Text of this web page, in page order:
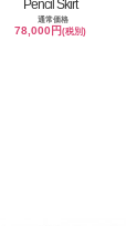
Pencil Skirt
通常価格
78,000円(税別)